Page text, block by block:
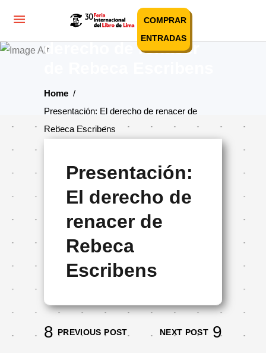
COMPRAR
ENTRADAS
Presentación: El
derecho de renacer
Home /
Presentación: El derecho de renacer de
Rebeca Escribens
Presentación:
El derecho de
renacer de
Rebeca
Escribens
PREVIOUS POST NEXT POST